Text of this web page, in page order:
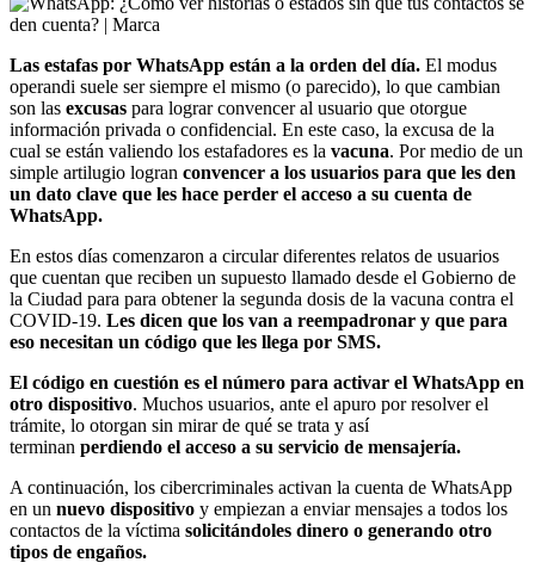
Las estafas por WhatsApp están a la orden del día. El modus
operandi suele ser siempre el mismo (o parecido), lo que cambian
son las excusas para lograr convencer al usuario que otorgue
información privada o confidencial. En este caso, la excusa de la
cual se están valiendo los estafadores es la vacuna. Por medio de un
simple artilugio logran convencer a los usuarios para que les den
un dato clave que les hace perder el acceso a su cuenta de
WhatsApp.
En estos días comenzaron a circular diferentes relatos de usuarios
que cuentan que reciben un supuesto llamado desde el Gobierno de
la Ciudad para para obtener la segunda dosis de la vacuna contra el
COVID-19. Les dicen que los van a reempadronar y que para
eso necesitan un código que les llega por SMS.
El código en cuestión es el número para activar el WhatsApp en
otro dispositivo. Muchos usuarios, ante el apuro por resolver el
trámite, lo otorgan sin mirar de qué se trata y así
terminan perdiendo el acceso a su servicio de mensajería.
A continuación, los cibercriminales activan la cuenta de WhatsApp
en un nuevo dispositivo y empiezan a enviar mensajes a todos los
contactos de la víctima solicitándoles dinero o generando otro
tipos de engaños.